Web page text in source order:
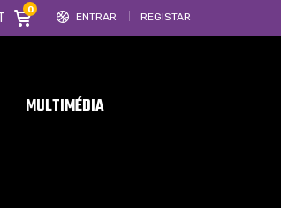
ENTRAR REGISTAR
0
MULTIMÉDIA